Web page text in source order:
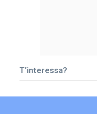
T’interessa?